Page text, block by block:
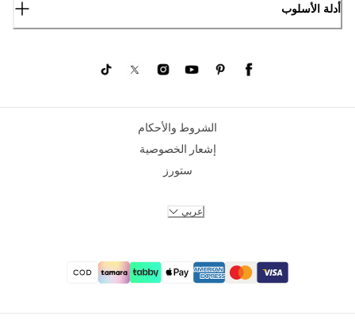
أدلة الأسلوب
الشروط والأحكام
إشعار الخصوصية
ستورز
عربي